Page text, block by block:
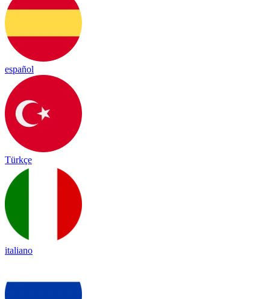
español
Türkçe
italiano